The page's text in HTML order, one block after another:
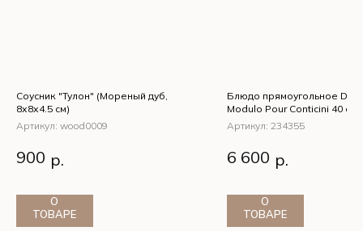
Соусник "Тулон" (Мореный дуб,
8х8х4.5 см)
Артикул: wood0009
Соусник "Тулон" (Мореный
дуб, 8х8х4.5 см)
900 р.
О
ТОВАРЕ
Блюдо прямоугольное
Modulo Pour Conticini 40
Артикул: 234355
Блюдо
Degrenne Modulo Pour
6 600 р.
О
ТОВАРЕ